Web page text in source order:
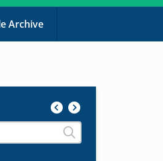
Archive